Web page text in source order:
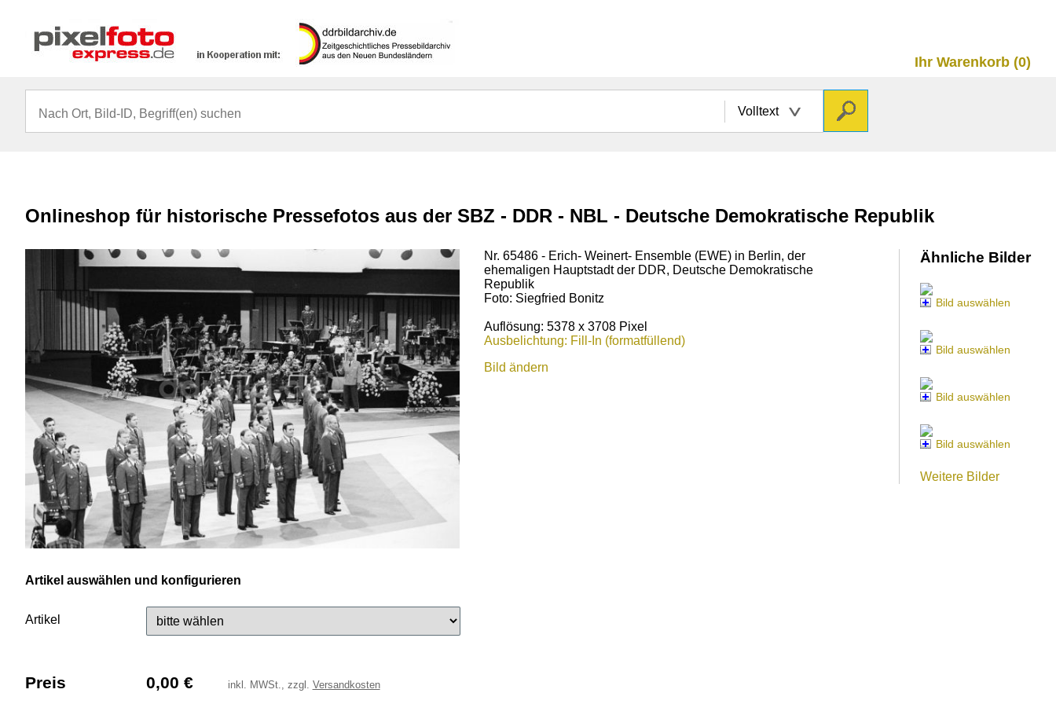
Ihr Warenkorb (0)
Volltext
Onlineshop für historische Pressefotos aus der SBZ - DDR - NBL - Deutsche Demokratische Republik
Nr. 65486 - Erich- Weinert- Ensemble (EWE) in Berlin, der
ehemaligen Hauptstadt der DDR, Deutsche Demokratische
Republik
Foto: Siegfried Bonitz
Auflösung: 5378 x 3708 Pixel
Ausbelichtung: Fill-In (formatfüllend)
Bild ändern
Artikel auswählen und konfigurieren
Artikel
Preis 0,00 € inkl. MWSt., zzgl. Versandkosten
Ähnliche Bilder
Bild auswählen
Bild auswählen
Bild auswählen
Bild auswählen
Weitere Bilder